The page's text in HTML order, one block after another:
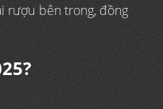
rượu bên trong, đồng